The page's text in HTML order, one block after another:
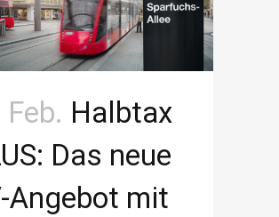
Halbtax
Das neue
Angebot mit